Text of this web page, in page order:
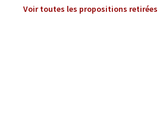
Voir toutes les propositions retirées